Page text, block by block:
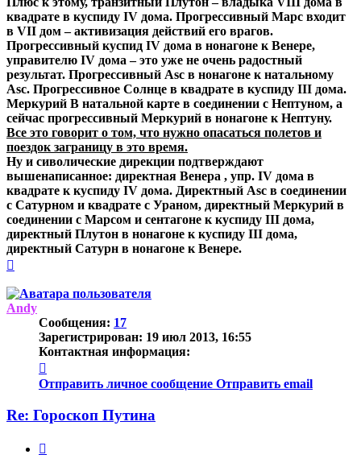
квадрате в куспиду IV дома. Прогрессивный Марс входит
в VII дом – активизация действий его врагов.
Прогрессивный куспид IV дома в нонагоне к Венере,
управителю IV дома – это уже не очень радостный
результат. Прогрессивный Asc в нонагоне к натальному
Asc. Прогрессивное Солнце в квадрате в куспиду III дома.
Меркурий В натальной карте в соединении с Нептуном, а
сейчас прогрессивный Меркурий в нонагоне к Нептуну.
Все это говорит о том, что нужно опасаться полетов и
поездок заграницу в это время.
Ну и сиволические дирекции подтверждают
вышенаписанное: директная Венера , упр. IV дома в
квадрате к куспиду IV дома. Директный Asc в соединении
с Сатурном и квадрате с Ураном, директный Меркурий в
соединении с Марсом и сентагоне к куспиду III дома,
директный Плутон в нонагоне к куспиду III дома,
директный Сатурн в нонагоне к Венере.
началу
Andy
Сообщения: 17
Зарегистрирован: 19 июл 2013, 16:55
Контактная информация:
информация
пользователя
Отправить личное сообщение Отправить email
Re: Гороскоп Путина